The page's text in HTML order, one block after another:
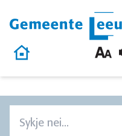
Gemeente Leeuwarden
Thús